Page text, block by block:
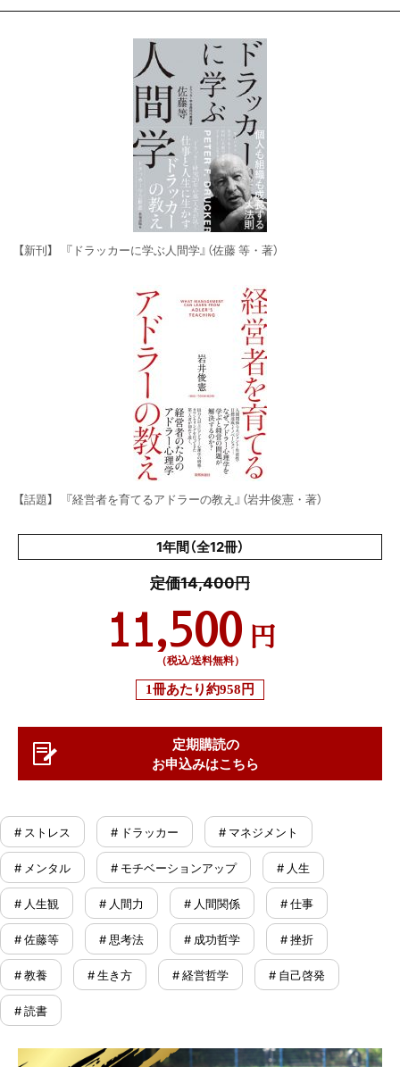
【新刊】 『ドラッカーに学ぶ人間学』（佐藤 等・著）
【話題】 『経営者を育てるアドラーの教え』（岩井俊憲・著）
1年間（全12冊）
定価14,400円
11,500 円
（税込/送料無料）
1冊あたり約958円
定期購読の
お申込みはこちら
# ストレス # ドラッカー # マネジメント
# メンタル # モチベーションアップ # 人生
# 人生観 # 人間力 # 人間関係 # 仕事
# 佐藤等 # 思考法 # 成功哲学 # 挫折
# 教養 # 生き方 # 経営哲学 # 自己啓発
# 読書